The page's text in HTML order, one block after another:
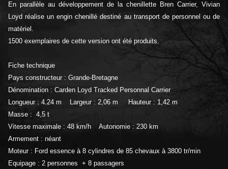
En parallèle au développement de la chenillette Bren Carrier, Vivian
Loyd réalise un engin chenillé destiné au transport de personnel ou de
matériel.
1500 exemplaires de cette version ont été produits.
Fiche technique
Pays constructeur : Grande-Bretagne
Dénomination : Carden Loyd Tracked Personnal Carrier
Longueur : 4.24 m Largeur : 2,06 m Hauteur : 1,42 m
Masse : 4,5 t
Vitesse maximale : 48 km/h Autonomie : 230 km
Armement : néant
Moteur : Ford essence à 8 cylindres de 85 chevaux à 3800 tr/min
Equipage : 2 personnes + 8 passagers